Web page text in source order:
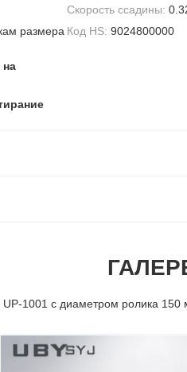
Скорость ссадины:
размера Код HS: 9024800000
на
UP-1001 с диаметром ролика